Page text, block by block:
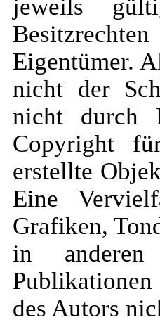
jeweils
Eigentümer.
nicht der
nicht durch
Copyright
erstellte
Eine
Grafiken,
in anderen
des Autors